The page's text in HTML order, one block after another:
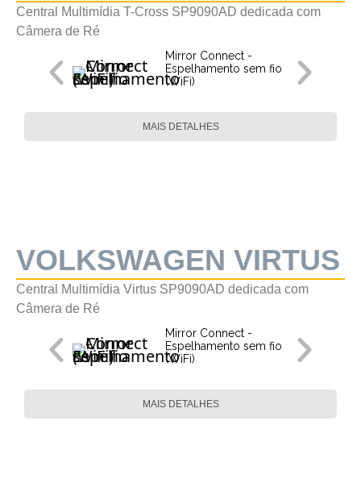
Central Multimídia T-Cross SP9090AD dedicada com
Câmera de Ré
Mirror Connect -
Espelhamento sem fio
(WiFi)
MAIS DETALHES
VOLKSWAGEN VIRTUS
Central Multimídia Virtus SP9090AD dedicada com
Câmera de Ré
Mirror Connect -
Espelhamento sem fio
(WiFi)
MAIS DETALHES